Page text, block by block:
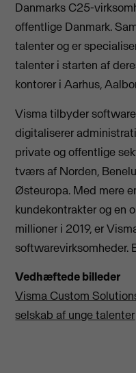
Danmarks C25-
offentlige Danmark.
talenter og er
talenter i starten af
kontorer i Aarhus,
Visma tilbyder
digitaliserer
private og offentlige
tværs af Norden,
Østeuropa. Med mere
kundekontrakter og en
millioner i 2019, er
softwarevirksomheder.
Vedhæftede billeder
Visma Custom
selskab af unge talenter